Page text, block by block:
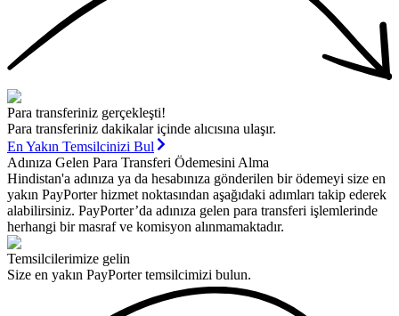
Para transferiniz gerçekleşti!
Para transferiniz dakikalar içinde alıcısına ulaşır.
En Yakın Temsilcinizi Bul
Adınıza Gelen Para Transferi Ödemesini Alma
Hindistan'a adınıza ya da hesabınıza gönderilen bir ödemeyi size en
yakın PayPorter hizmet noktasından aşağıdaki adımları takip ederek
alabilirsiniz. PayPorter’da adınıza gelen para transferi işlemlerinde
herhangi bir masraf ve komisyon alınmamaktadır.
Temsilcilerimize gelin
Size en yakın PayPorter temsilcimizi bulun.